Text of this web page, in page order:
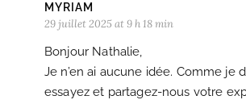
MYRIAM
29 juillet 2025 at 9 h 18 min
Bonjour Nathalie,
Je n’en ai aucune idée. Comme je
essayez et partagez-nous votre